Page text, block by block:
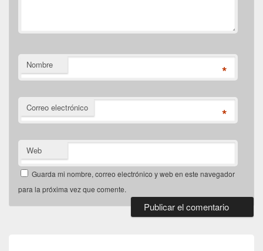
Nombre *
Correo electrónico *
Web
Guarda mi nombre, correo electrónico y web en este navegador
para la próxima vez que comente.